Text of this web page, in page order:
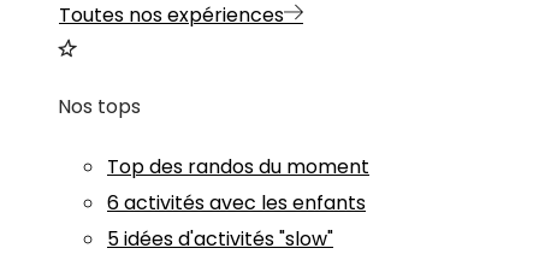
Toutes nos expériences
Nos tops
Top des randos du moment
6 activités avec les enfants
5 idées d'activités "slow"